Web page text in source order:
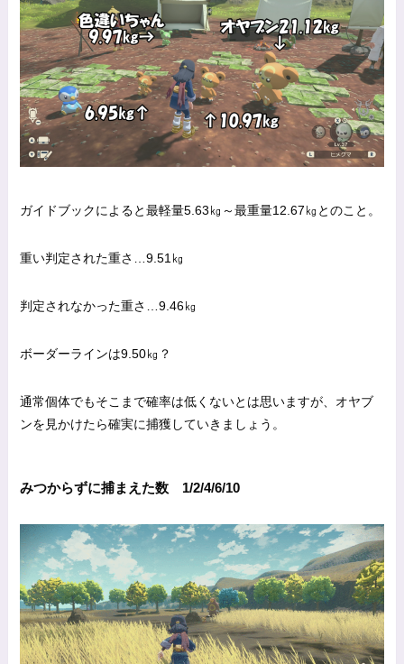
ガイドブックによると最軽量5.63㎏～最重量12.67㎏とのこと。
重い判定された重さ…9.51㎏
判定されなかった重さ…9.46㎏
ボーダーラインは9.50㎏？
通常個体でもそこまで確率は低くないとは思いますが、オヤブ
ンを見かけたら確実に捕獲していきましょう。
みつからずに捕まえた数 1/2/4/6/10